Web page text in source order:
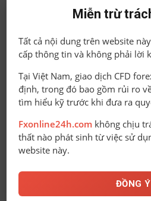
4,2/5
STARTRADER
IC Markets
4,2/5
4,2/5
Miễn trừ
Tất cả nội dung trên website
cấp thông tin và không phải lời
Tại Việt Nam, giao dịch CFD
định, trong đó bao gồm rủi ro
tìm hiểu kỹ trước khi đưa ra
Fxonline24h.com không chịu
thất nào phát sinh từ việc sử
website này.
ĐỒNG Ý